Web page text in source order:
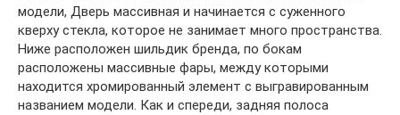
модели, Дверь массивная и начинается с суженного
кверху стекла, которое не занимает много пространства.
Ниже расположен шильдик бренда, по бокам
расположены массивные фары, между которыми
находится хромированный элемент с выгравированным
названием модели. Как и спереди, задняя полоса